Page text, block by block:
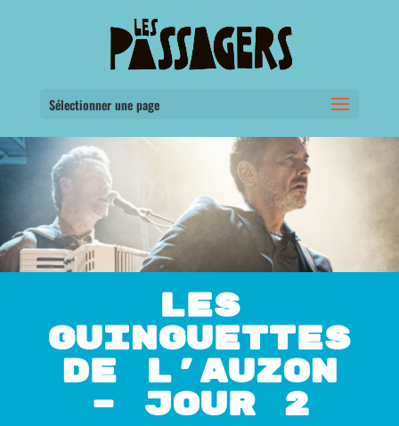
Sélectionner une page
LES
GUINGUETTES
DE L’AUZON
– JOUR 2